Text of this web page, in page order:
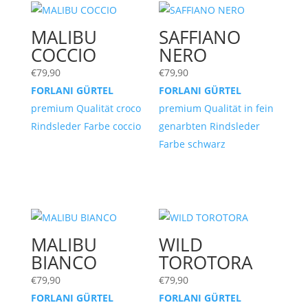
MALIBU
COCCIO
€79,90
FORLANI GÜRTEL
premium Qualität croco
Rindsleder Farbe coccio
SAFFIANO
NERO
€79,90
FORLANI GÜRTEL
premium Qualität in fein
genarbten Rindsleder
Farbe schwarz
MALIBU
BIANCO
€79,90
FORLANI GÜRTEL
WILD
TOROTORA
€79,90
FORLANI GÜRTEL